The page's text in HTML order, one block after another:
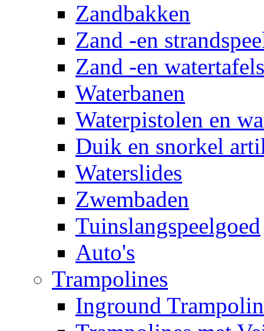
Zandbakken
Zand -en
Zand -en watertafels
Waterbanen
Waterpistolen en
Duik en snorkel
Waterslides
Zwembaden
Tuinslangspeelgoed
Auto's
Trampolines
Inground